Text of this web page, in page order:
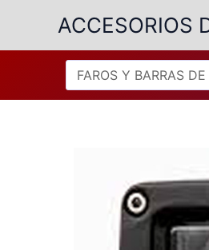
contenido
ACCESORIOS